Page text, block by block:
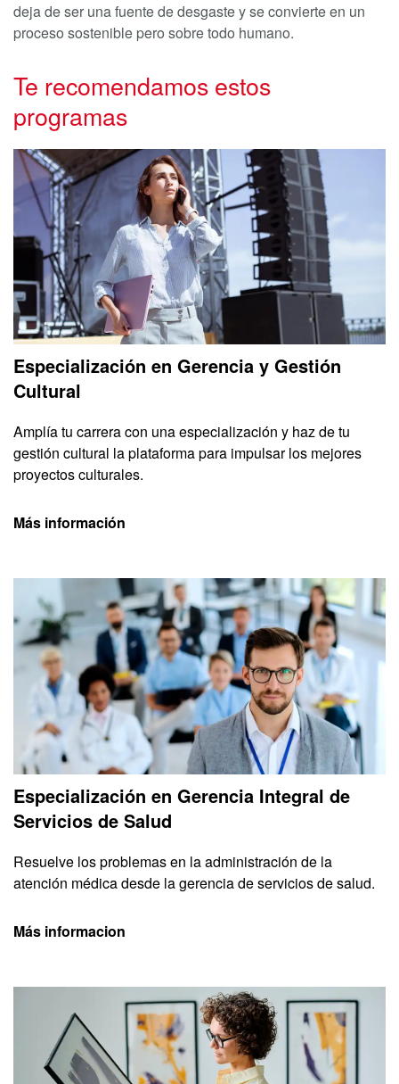
deja de ser una fuente de desgaste y se convierte en un
proceso sostenible pero sobre todo humano.
Te recomendamos estos
programas
Especialización en Gerencia y Gestión
Cultural
Amplía tu carrera con una especialización y haz de tu
gestión cultural la plataforma para impulsar los mejores
proyectos culturales.
Más información
Especialización en Gerencia Integral de
Servicios de Salud
Resuelve los problemas en la administración de la
atención médica desde la gerencia de servicios de salud.
Más informacion